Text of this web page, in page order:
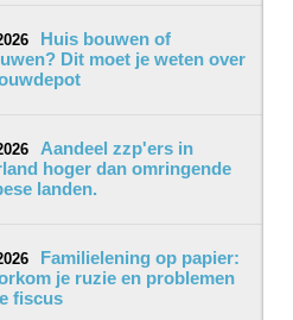
Huis bouwen of
Dit moet je weten over
Aandeel zzp'ers in
hoger dan omringende
landen.
Familielening op papier:
je ruzie en problemen
fiscus